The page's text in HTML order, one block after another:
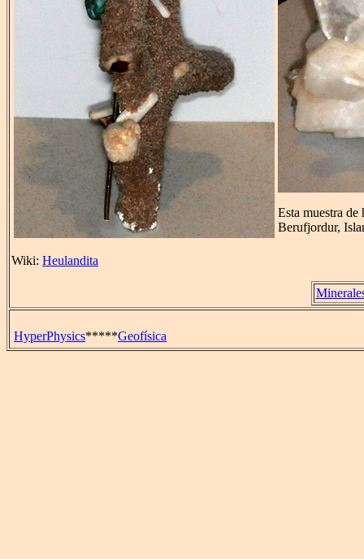
Esta muestra
Berufjordur,
Wiki: Heulandita
HyperPhysics*****Geofísica